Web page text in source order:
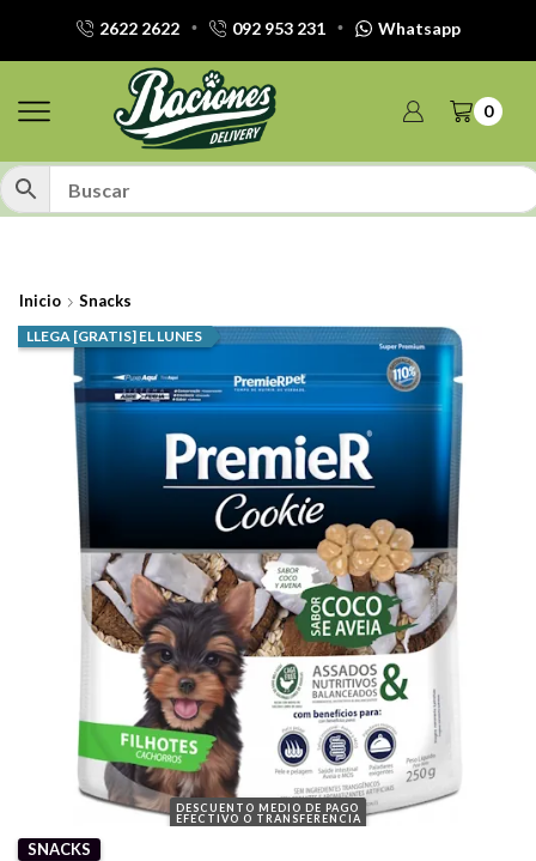
2622 2622 092 953 231 Whatsapp
0
Inicio Snacks
LLEGA [GRATIS] EL LUNES
DESCUENTO MEDIO DE PAGO
EFECTIVO O TRANSFERENCIA
SNACKS